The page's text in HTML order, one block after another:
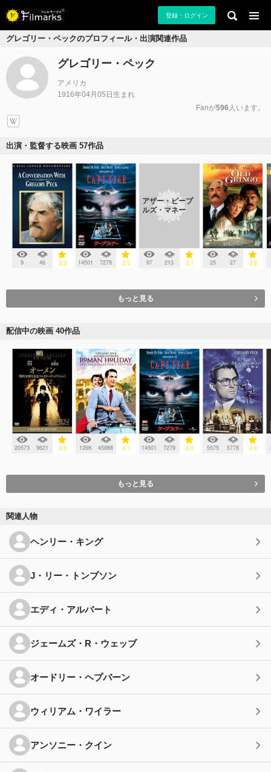
登録・ログイン
グレゴリー・ペックのプロフィール・出演関連作品
グレゴリー・ペック
アメリカ
1916年04月05日生まれ
Fanが596 人います。
出演・監督する映画 57作品
9 46 3.2 14501 7279 3.5
アザー・ピープ
ルズ・マネー
97 213 3.1 25 27 2.8
もっと見る
配信中の映画 40作品
20573 9621 3.5 126K 45988 4.1 14501 7279 3.5 5575 5778 4.0
もっと見る
関連人物
ヘンリー・キング
J・リー・トンプソン
エディ・アルバート
ジェームズ・R・ウェッブ
オードリー・ヘプバーン
ウィリアム・ワイラー
アンソニー・クイン